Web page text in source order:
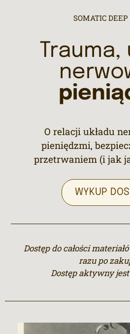
SOMATIC
Trauma,
O relacji układu
pieniędzmi,
przetrwaniem (i jak
WYKUP
Dostęp do całości
razu po
Dostęp aktywny